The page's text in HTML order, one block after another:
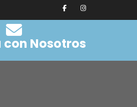
Nosotros